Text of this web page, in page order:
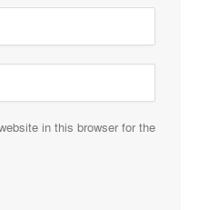
in this browser for the